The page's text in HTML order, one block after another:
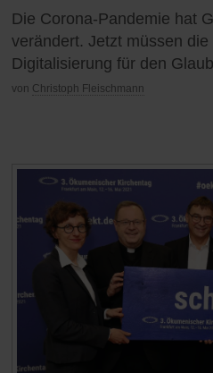
Die Corona-Pandemie hat
verändert. Jetzt müssen
Digitalisierung für den
von Christoph Fleischmann